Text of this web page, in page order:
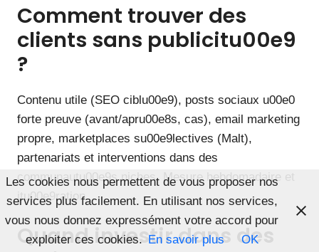
Comment trouver des
clients sans publicitu00e9
?
Contenu utile (SEO ciblu00e9), posts sociaux u00e0
forte preuve (avant/apru00e8s, cas), email marketing
propre, marketplaces su00e9lectives (Malt),
partenariats et interventions dans des
communautu00e9s niches. Mesure hebdomadaire et
itu00e9ration.
Quand investir dans des
Les cookies nous permettent de vous proposer nos
services plus facilement. En utilisant nos services,
vous nous donnez expressément votre accord pour
exploiter ces cookies. En savoir plus OK